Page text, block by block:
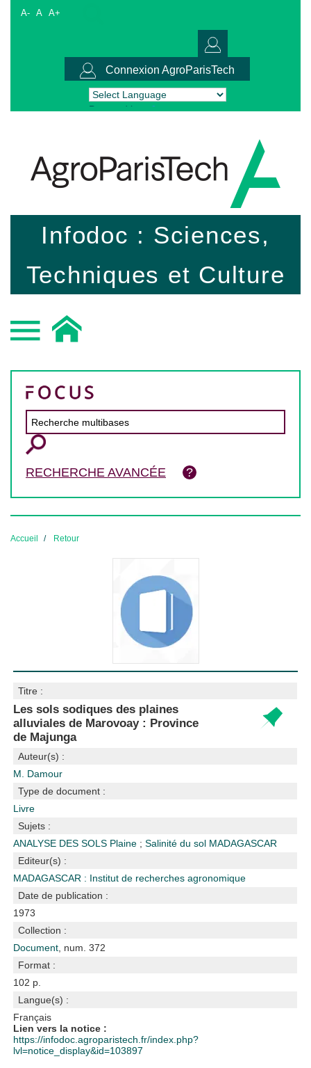
A- A A+
Connexion AgroParisTech
Powered by Translate
Infodoc : Sciences,
Techniques et Culture
RECHERCHE AVANCÉE
Accueil Retour
Titre :
Les sols sodiques des plaines
alluviales de Marovoay : Province
de Majunga
Auteur(s) :
M. Damour
Type de document :
Livre
Sujets :
ANALYSE DES SOLS Plaine ;Salinité du sol MADAGASCAR
Editeur(s) :
MADAGASCAR : Institut de recherches agronomique
Date de publication :
1973
Collection :
Document , num. 372
Format :
102 p.
Langue(s) :
Français
Lien vers la notice :
https://infodoc.agroparistech.fr/index.php?
lvl=notice_display&id=103897